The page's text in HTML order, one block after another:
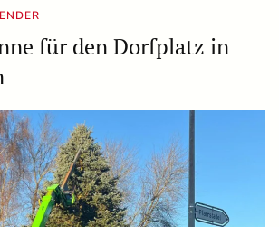
für den Dorfplatz in